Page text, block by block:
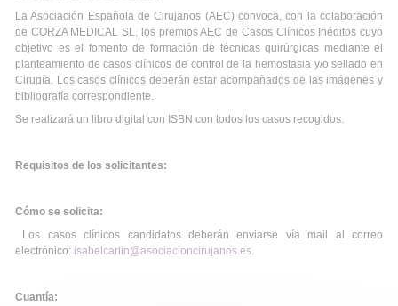
La Asociación Española de Cirujanos (AEC) convoca, con la colaboración
de CORZA MEDICAL SL, los premios AEC de Casos Clínicos Inéditos cuyo
objetivo es el fomento de formación de técnicas quirúrgicas mediante el
planteamiento de casos clínicos de control de la hemostasia y/o sellado en
Cirugía. Los casos clínicos deberán estar acompañados de las imágenes y
bibliografía correspondiente.
Se realizará un libro digital con ISBN con todos los casos recogidos.
Requisitos de los solicitantes:
Cómo se solicita:
Los casos clínicos candidatos deberán enviarse vía mail al correo
electrónico: isabelcarlin@asociacioncirujanos.es.
Cuantía: